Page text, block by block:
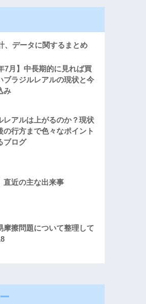
、データに関するまとめ
7月】中長期的に見れば買
ブラジルレアルの現状と今
み
レアルは上がるのか？現状
の行方まで色々なポイント
ブログ
直近の主な出来事
摩擦問題について整理して